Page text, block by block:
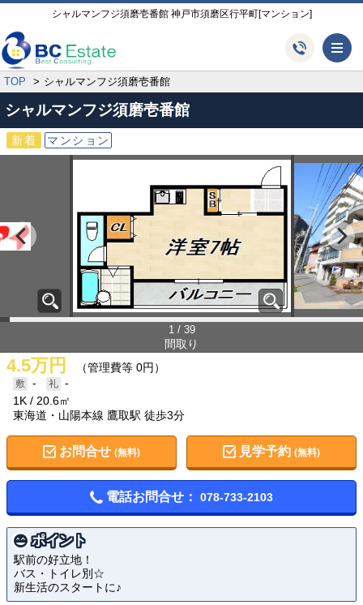
シャルマンフジ須磨壱番館 神戸市須磨区行平町[マンション]
TOP シャルマンフジ須磨壱番館
シャルマンフジ須磨壱番館
新着 マンション
1 / 39
間取り
4.5万円 （管理費等 0円）
-
-
1K
20.6㎡
東海道・山陽本線 鷹取駅 徒歩3分
お問合せ (無料) 見学予約(無料)
電話お問合せ： 078-733-2103
ポイント
駅前の好立地！
バス・トイレ別☆
新生活のスタートに♪